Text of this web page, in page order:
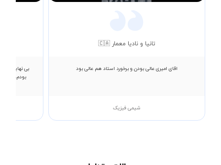
تانیا و نادیا معمار 🇨🇦
اقای امیری عالی بودن و برخورد استاد هم عالی بود
شیمی فیزیک
بودم،